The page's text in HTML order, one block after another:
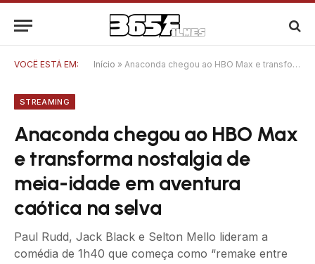
VOCÊ ESTÁ EM: Início » Anaconda chegou ao HBO Max e transforma nostalgia de meia-idade em aventura caótica na selva
STREAMING
Anaconda chegou ao HBO Max
e transforma nostalgia de
meia-idade em aventura
caótica na selva
Paul Rudd, Jack Black e Selton Mello lideram a
comédia de 1h40 que começa como “remake entre